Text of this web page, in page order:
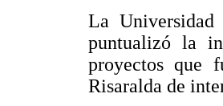
La Universidad
puntualizó la
proyectos que
Risaralda de